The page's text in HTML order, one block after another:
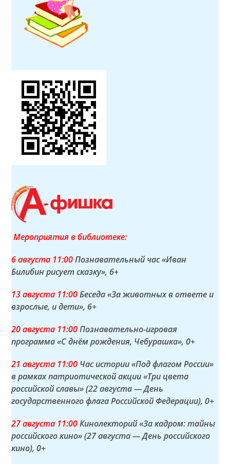
Мероприятия в библиотеке:
6 августа 11:00Познавательный час «Иван
Билибин рисует сказку», 6+
13 августа 11:00Беседа «За животных в ответе и
взрослые, и дети», 6+
20 августа 11:00Познавательно-игровая
программа «С днём рождения, Чебурашка», 0+
21 августа 11:00 Час истории «Под флагом России»
в рамках патриотической акции «Три цвета
российской славы» (22 августа — День
государственного флага Российской Федерации), 0+
27 августа 11:00Кинолекторий «За кадром: тайны
российского кино» (27 августа — День российского
кино), 0+